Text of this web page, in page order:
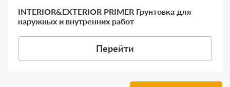
INTERIOR&EXTERIOR PRIMER Грунтовка для
наружных и внутренних работ
Перейти